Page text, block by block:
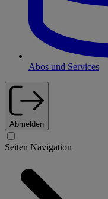
Abos und Services
Abmelden
Seiten Navigation